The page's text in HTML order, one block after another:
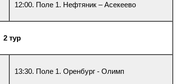
12:00. Поле 1. Нефтяник – Асекеево
2 тур
13:30. Поле 1. Оренбург - Олимп